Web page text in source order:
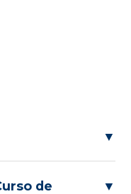
▼
de
▼